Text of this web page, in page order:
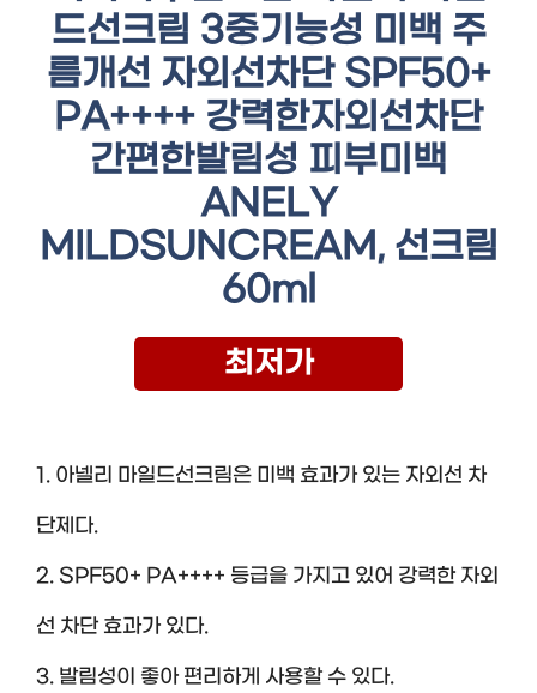
드선크림 3중기능성 미백 주
름개선 자외선차단 SPF50+
PA++++ 강력한자외선차단
간편한발림성 피부미백
ANELY
MILDSUNCREAM, 선크림
60ml
최저가
1. 아넬리 마일드선크림은 미백 효과가 있는 자외선 차
단제다.
2. SPF50+ PA++++ 등급을 가지고 있어 강력한 자외
선 차단 효과가 있다.
3. 발림성이 좋아 편리하게 사용할 수 있다.